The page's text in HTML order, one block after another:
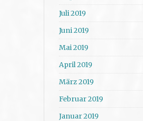
Juli 2019
Juni 2019
Mai 2019
April 2019
März 2019
Februar 2019
Januar 2019